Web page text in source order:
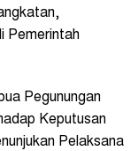
Pemerintah
Pegunungan
Keputusan
Pelaksana